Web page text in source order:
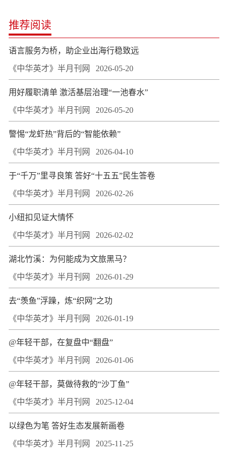
推荐阅读
语言服务为桥，助企业出海行稳致远
《中华英才》半月刊网 2026-05-20
用好履职清单 激活基层治理“一池春水”
《中华英才》半月刊网 2026-05-20
警惕“龙虾热”背后的“智能依赖”
《中华英才》半月刊网 2026-04-10
于“千万”里寻良策 答好“十五五”民生答卷
《中华英才》半月刊网 2026-02-26
小纽扣见证大情怀
《中华英才》半月刊网 2026-02-02
湖北竹溪：为何能成为文旅黑马？
《中华英才》半月刊网 2026-01-29
去“羡鱼”浮躁，炼“织网”之功
《中华英才》半月刊网 2026-01-19
@年轻干部，在复盘中“翻盘”
《中华英才》半月刊网 2026-01-06
@年轻干部，莫做待救的“沙丁鱼”
《中华英才》半月刊网 2025-12-04
以绿色为笔 答好生态发展新画卷
《中华英才》半月刊网 2025-11-25